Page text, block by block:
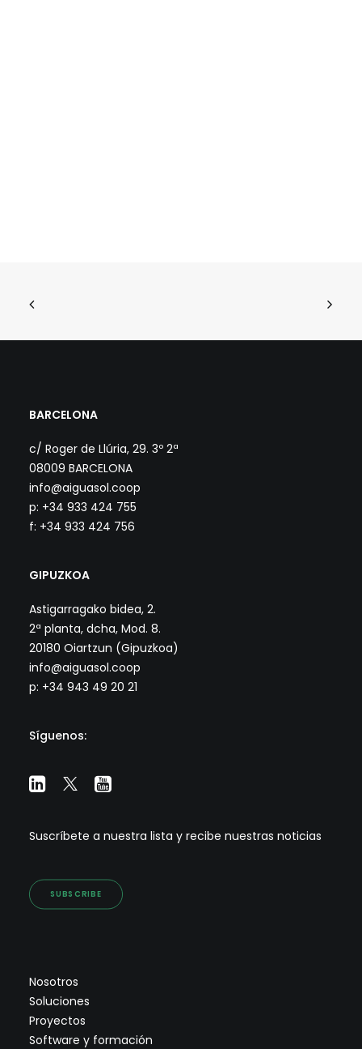
BARCELONA
c/ Roger de Llúria, 29. 3º 2ª
08009 BARCELONA
info@aiguasol.coop
p: +34 933 424 755
f: +34 933 424 756
GIPUZKOA
Astigarragako bidea, 2.
2ª planta, dcha, Mod. 8.
20180 Oiartzun (Gipuzkoa)
info@aiguasol.coop
p: +34 943 49 20 21
Síguenos:
Suscríbete a nuestra lista y recibe nuestras noticias
SUBSCRIBE
Nosotros
Soluciones
Proyectos
Software y formación